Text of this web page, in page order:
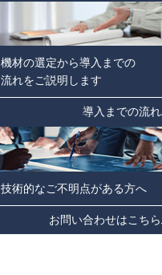
機材の選定から導入までの
流れをご説明します
導入までの流れ
技術的なご不明点がある方へ
お問い合わせはこちら